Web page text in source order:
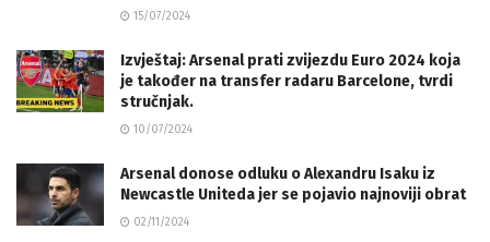
15/07/2024
Izvještaj: Arsenal prati zvijezdu Euro 2024 koja
je također na transfer radaru Barcelone, tvrdi
stručnjak.
10/07/2024
Arsenal donose odluku o Alexandru Isaku iz
Newcastle Uniteda jer se pojavio najnoviji obrat
02/11/2024